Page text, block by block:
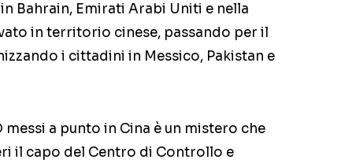
Bahrain, Emirati Arabi Uniti e nella
in territorio cinese, passando per il
i cittadini in Messico, Pakistan e
messi a punto in Cina è un mistero che
il capo del Centro di Controllo e